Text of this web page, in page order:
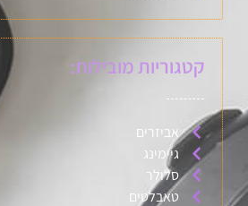
קטגוריות מובילות:
אביזרים
גיימינג
סלולר
טאבלטים